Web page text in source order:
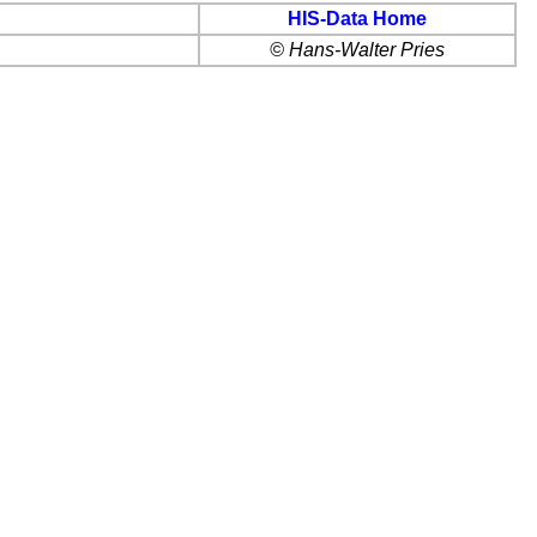
HIS-Data Home
© Hans-Walter Pries